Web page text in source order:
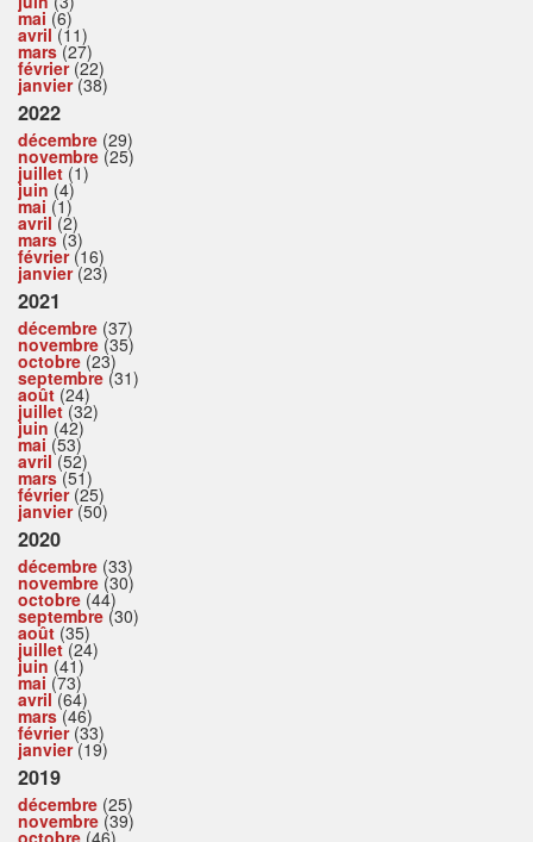
mai (6)
avril(11)
mars(27)
février(22)
janvier(38)
2022
décembre (29)
novembre (25)
juillet (1)
juin (4)
mai (1)
avril(2)
mars(3)
février(16)
janvier(23)
2021
décembre (37)
novembre (35)
octobre (23)
septembre (31)
août (24)
juillet(32)
juin (42)
mai (53)
avril(52)
mars(51)
février(25)
janvier(50)
2020
décembre (33)
novembre (30)
octobre (44)
septembre (30)
août (35)
juillet(24)
juin (41)
mai (73)
avril(64)
mars(46)
février(33)
janvier(19)
2019
décembre (25)
novembre (39)